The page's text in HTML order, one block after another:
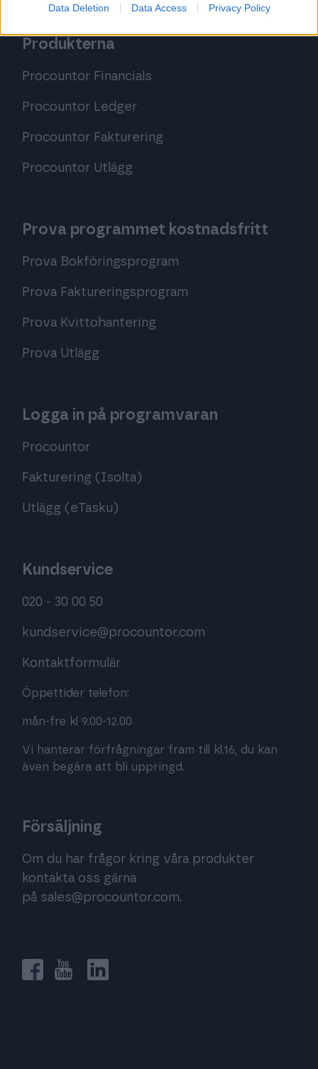
Data Deletion Data Access Privacy Policy
Produkterna
Procountor Financials
Procountor Ledger
Procountor Fakturering
Procountor Utlägg
Prova programmet kostnadsfritt
Prova Bokföringsprogram
Prova Faktureringsprogram
Prova Kvittohantering
Prova Utlägg
Logga in på programvaran
Procountor
Fakturering (Isolta)
Utlägg (eTasku)
Kundservice
020 - 30 00 50
kundservice@procountor.com
Kontaktformulär
Öppettider telefon:
mån-fre kl 9.00-12.00
Vi hanterar förfrågningar fram till kl.16, du kan
även begära att bli uppringd.
Försäljning
Om du har frågor kring våra produkter
kontakta oss gärna
på sales@procountor.com.